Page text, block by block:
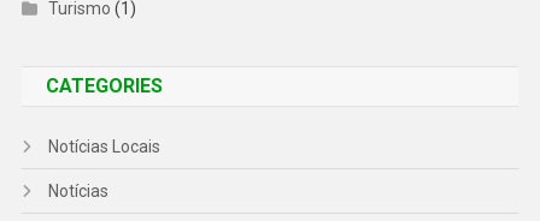
Turismo (1)
CATEGORIES
Notícias Locais
Notícias